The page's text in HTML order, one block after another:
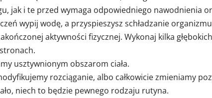
jak i te przed wymaga odpowiedniego nawodnienia
wypij wodę, a przyspieszysz schładzanie
aktywności fizycznej. Wykonaj kilka
usztywnionym obszarom ciała.
rozciąganie, albo całkowicie zmieniamy
niech to będzie pewnego rodzaju rutyna.